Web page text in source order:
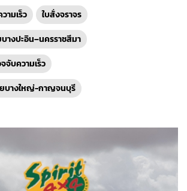
ามเร็ว
ใบสั่งจราจร
บางปะอิน–นครราชสีมา
จับความเร็ว
ยบางใหญ่-กาญจนบุรี